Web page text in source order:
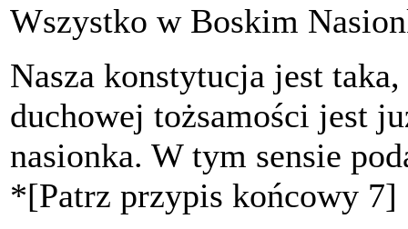
Wszystko w Boskim
Nasza konstytucja jest
duchowej tożsamości jest
nasionka. W tym sensie
*[Patrz przypis końcowy 7]